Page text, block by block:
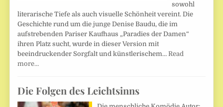
sowohl
literarische Tiefe als auch visuelle Schönheit vereint. Die
Geschichte rund um die junge Denise Baudu, die im
aufstrebenden Pariser Kaufhaus „Paradies der Damen“
ihren Platz sucht, wurde in dieser Version mit
beeindruckender Sorgfalt und künstlerischem…Read
more…
Die Folgen des Leichtsinns